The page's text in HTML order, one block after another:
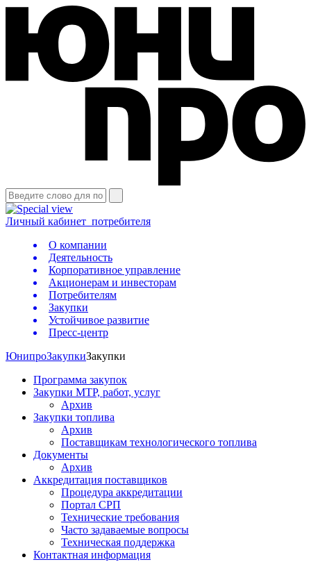
Личный кабинет потребителя
О компании
Деятельность
Корпоративное управление
Акционерам и инвесторам
Потребителям
Закупки
Устойчивое развитие
Пресс-центр
ЮнипроЗакупкиЗакупки
Программа закупок
Закупки МТР, работ, услуг
Архив
Закупки топлива
Архив
Поставщикам технологического топлива
Документы
Архив
Аккредитация поставщиков
Процедура аккредитации
Портал СРП
Технические требования
Часто задаваемые вопросы
Техническая поддержка
Контактная информация